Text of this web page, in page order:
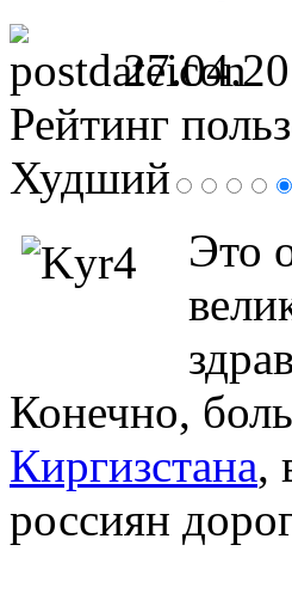
Рейтинг
Худший
Это
Конечно,
Киргизстана,
россиян